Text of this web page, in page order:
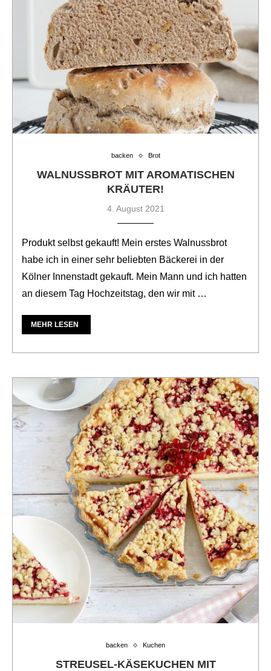
backen Brot
WALNUSSBROT MIT AROMATISCHEN
KRÄUTER!
4. August 2021
Produkt selbst gekauft! Mein erstes Walnussbrot
habe ich in einer sehr beliebten Bäckerei in der
Kölner Innenstadt gekauft. Mein Mann und ich hatten
an diesem Tag Hochzeitstag, den wir mit …
MEHR LESEN
backen Kuchen
STREUSEL-KÄSEKUCHEN MIT